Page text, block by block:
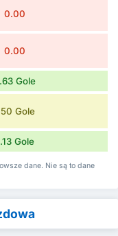
0.00
0.00
Gole
Gole
Gole
dane. Nie są to dane